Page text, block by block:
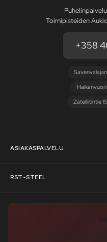
Toimipisteiden
+358
Zatelliitintie
ASIAKASPALVELU
Asiakaspalvelu
Pyydä tarjous
RST-STEEL
RST-Steelin tarina